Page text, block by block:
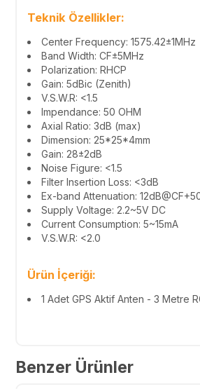
Teknik Özellikler:
Center Frequency: 1575.42±1MHz
Band Width: CF±5MHz
Polarization: RHCP
Gain: 5dBic (Zenith)
V.S.W.R: <1.5
Impendance: 50 OHM
Axial Ratio: 3dB (max)
Dimension: 25*25*4mm
Gain: 28±2dB
Noise Figure: <1.5
Filter Insertion Loss: <3dB
Ex-band Attenuation:
Supply Voltage: 2.2~5V DC
Current Consumption: 5~15mA
V.S.W.R: <2.0
Ürün İçeriği:
1 Adet GPS Aktif Anten - 3 Metre
Benzer Ürünler